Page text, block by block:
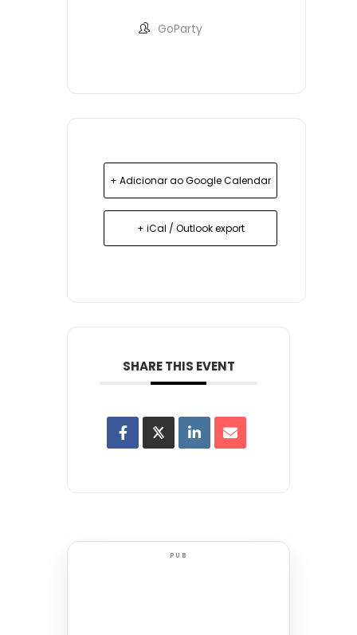
GoParty
+ Adicionar ao Google Calendar
+ iCal / Outlook export
SHARE THIS EVENT
PUB